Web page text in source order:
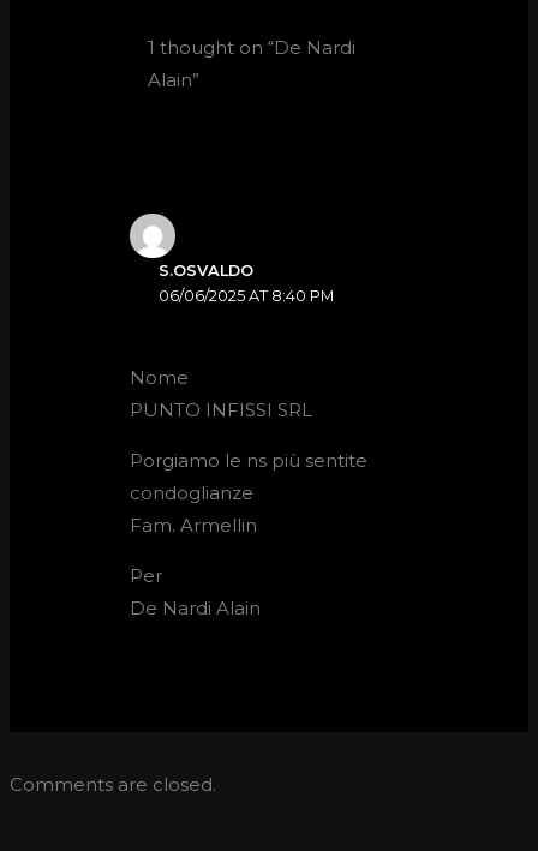
1 thought on “De Nardi
Alain”
S.OSVALDO
06/06/2025 AT 8:40 PM
Nome
PUNTO INFISSI SRL
Porgiamo le ns più sentite
condoglianze
Fam. Armellin
Per
De Nardi Alain
Comments are closed.